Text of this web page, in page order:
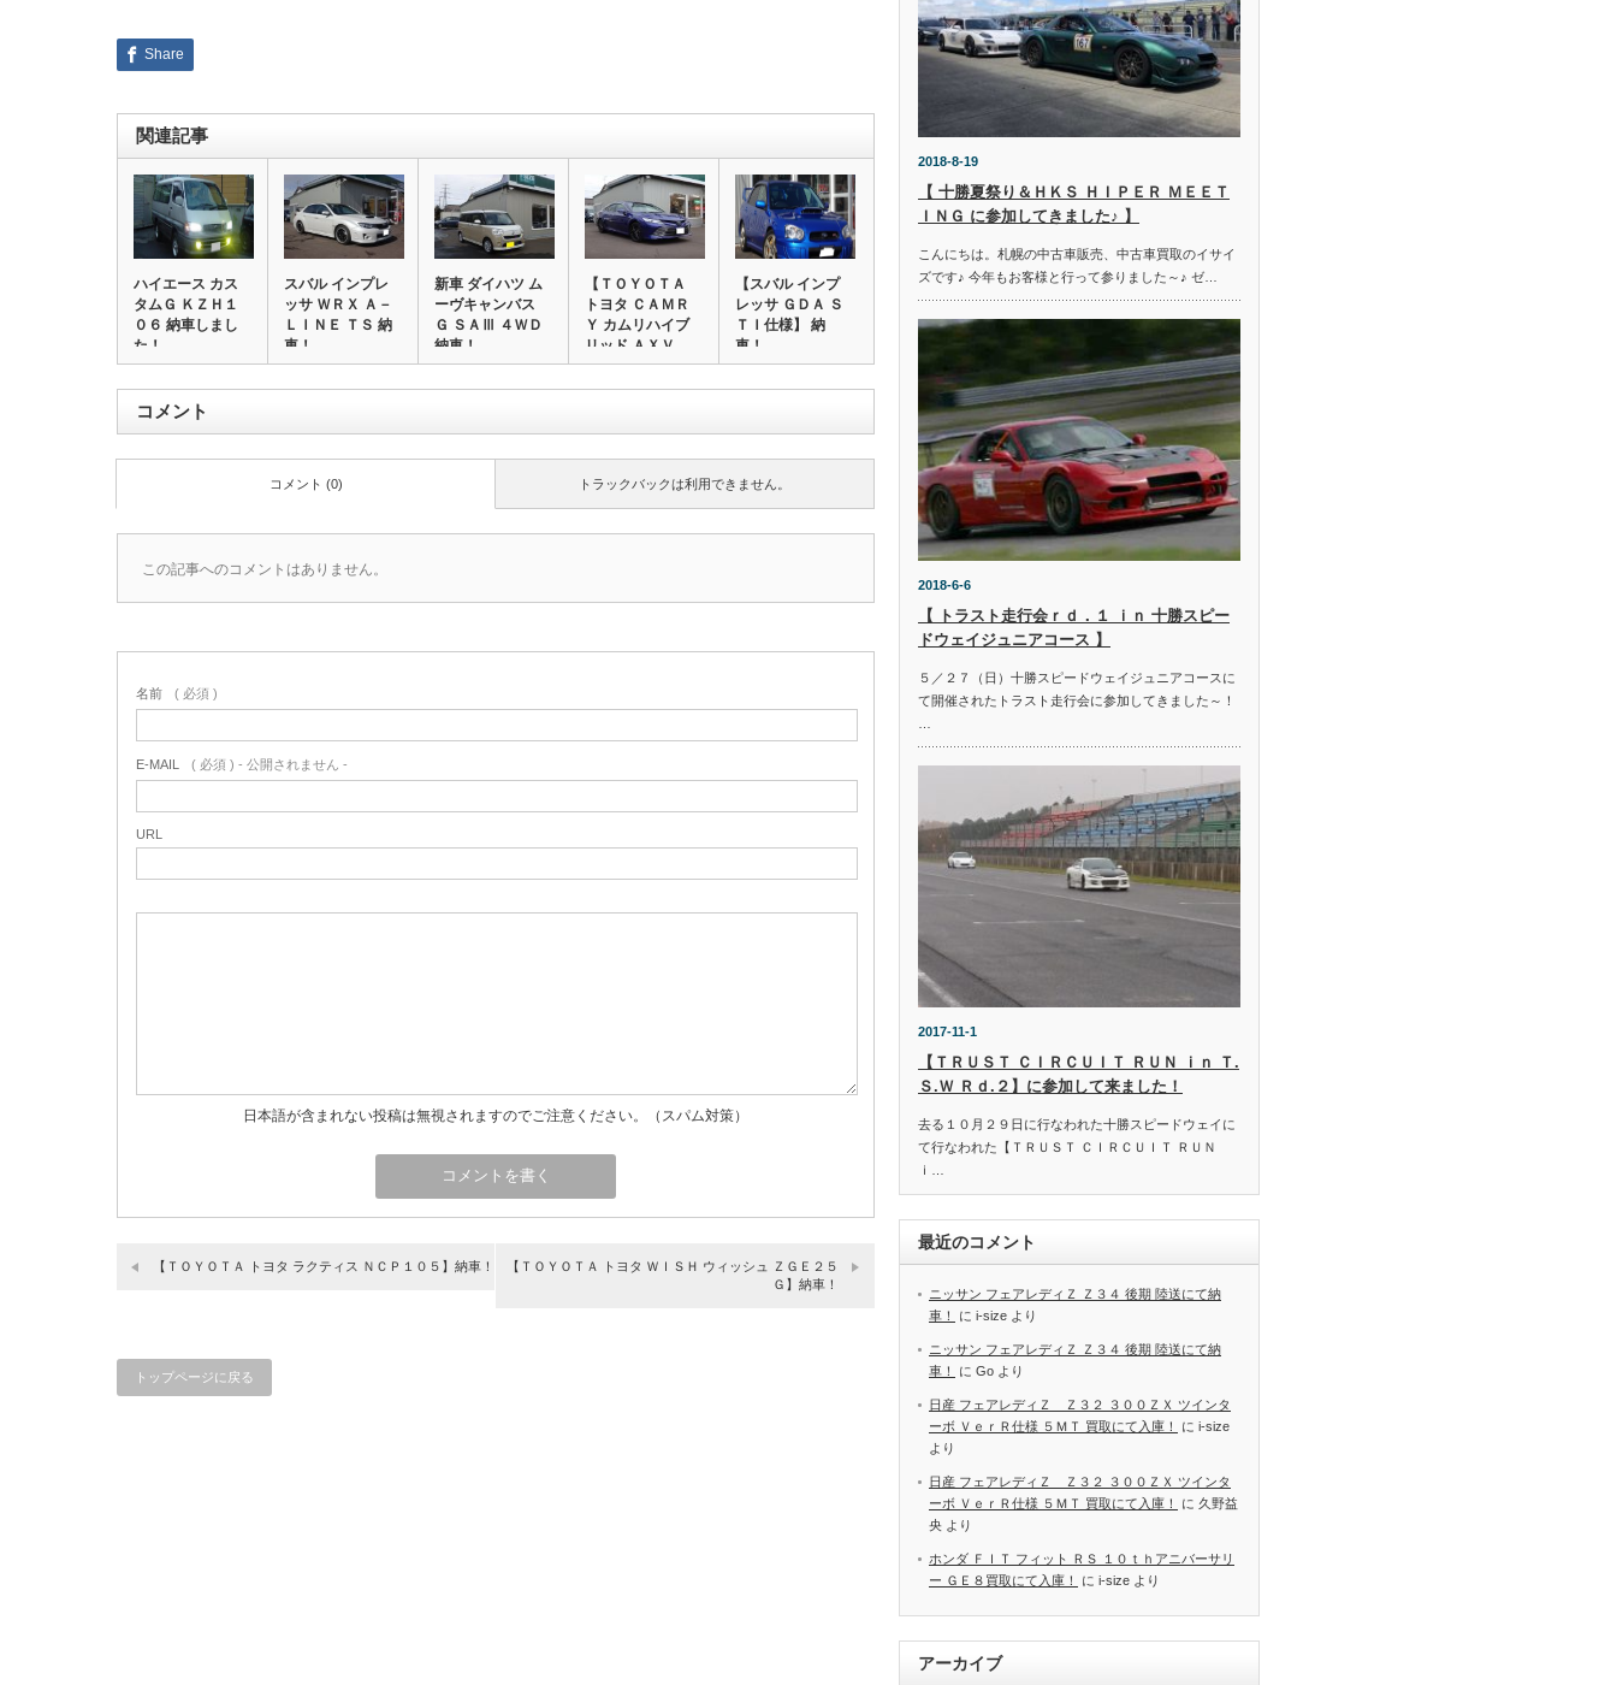
Share
関連記事
ハイエース カス
タムＧ ＫＺＨ１
０６ 納車しまし
た！
スバル インプレ
ッサ ＷＲＸ Ａ－
ＬＩＮＥ ＴＳ 納
車！
新車 ダイハツ ム
ーヴキャンバス
Ｇ ＳＡⅢ ４ＷＤ
納車！
【ＴＯＹＯＴＡ
トヨタ ＣＡＭＲ
Ｙ カムリハイブ
リッド ＡＸＶ
Ｈ…
【スバル インプ
レッサ ＧＤＡ Ｓ
ＴＩ仕様】 納
車！
コメント
トラックバックは利用できません。
コメント (0)
この記事へのコメントはありません。
名前 ( 必須 )
E-MAIL ( 必須 ) - 公開されません -
URL
日本語が含まれない投稿は無視されますのでご注意ください。（スパム対策）
【ＴＯＹＯＴＡ トヨタ ラクティス ＮＣＰ１０５】納車！
【ＴＯＹＯＴＡ トヨタ ＷＩＳＨ ウィッシュ ＺＧＥ２５
Ｇ】納車！
トップページに戻る
2018-8-19
【 十勝夏祭り＆ＨＫＳ ＨＩＰＥＲ ＭＥＥＴ
ＩＮＧ に参加してきました♪ 】
こんにちは。札幌の中古車販売、中古車買取のイサイ
ズです♪ 今年もお客様と行って参りました～♪ ゼ…
2018-6-6
【 トラスト走行会ｒｄ．１ ｉｎ 十勝スピー
ドウェイジュニアコース 】
５／２７（日）十勝スピードウェイジュニアコースに
て開催されたトラスト走行会に参加してきました～！
2017-11-1
【ＴＲＵＳＴ ＣＩＲＣＵＩＴ ＲＵＮ ｉｎ Ｔ.
Ｓ.Ｗ Ｒｄ.２】に参加して来ました！
去る１０月２９日に行なわれた十勝スピードウェイに
て行なわれた【ＴＲＵＳＴ ＣＩＲＣＵＩＴ ＲＵＮ
ｉ…
最近のコメント
ニッサン フェアレディＺ Ｚ３４ 後期 陸送にて納
車！
に i-size より
ニッサン フェアレディＺ Ｚ３４ 後期 陸送にて納
車！
に Go より
日産 フェアレディＺ Ｚ３２ ３００ＺＸ ツインタ
ーボ ＶｅｒＲ仕様 ５ＭＴ 買取にて入庫！
に i-size
より
日産 フェアレディＺ Ｚ３２ ３００ＺＸ ツインタ
ーボ ＶｅｒＲ仕様 ５ＭＴ 買取にて入庫！
に 久野益
央 より
ホンダ ＦＩＴ フィット ＲＳ １０ｔｈアニバーサリ
ー ＧＥ８買取にて入庫！
に i-size より
アーカイブ